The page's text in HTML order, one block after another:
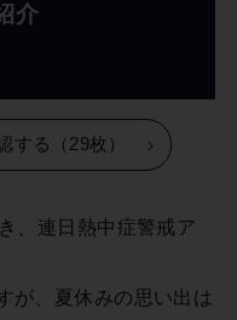
介
する（29枚）
、連日熱中症警戒ア
が、夏休みの思い出は